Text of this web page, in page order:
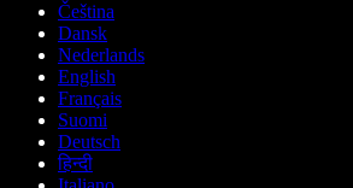
Čeština
Dansk
Nederlands
English
Français
Suomi
Deutsch
हिन्दी